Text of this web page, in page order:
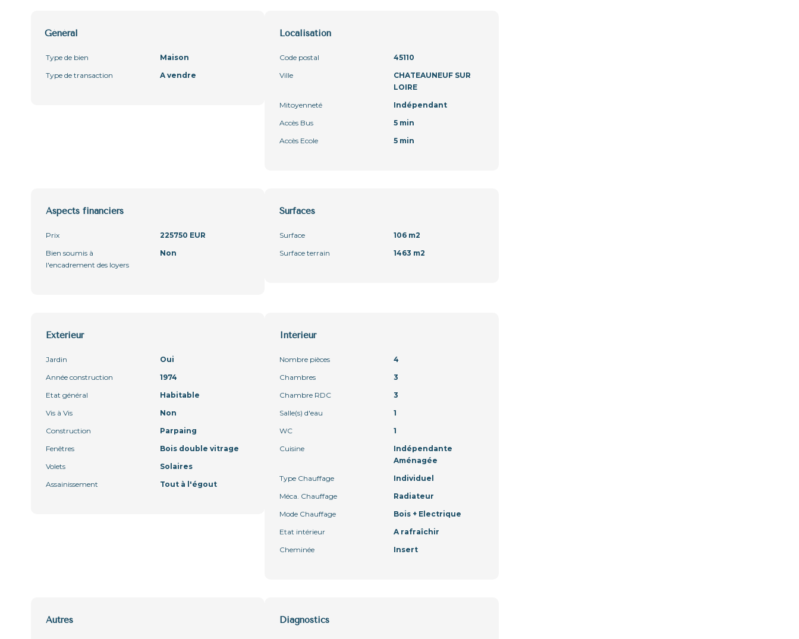
Général
Type de bien
Maison
Type de transaction
A vendre
Localisation
Code postal
45110
Ville
CHATEAUNEUF SUR
LOIRE
Mitoyenneté
Indépendant
Accès Bus
5 min
Accès Ecole
5 min
Aspects financiers
Prix
225750 EUR
Bien soumis à
l'encadrement des loyers
Non
Surfaces
Surface
106 m2
Surface terrain
1463 m2
Extérieur
Jardin
Oui
Année construction
1974
Etat général
Habitable
Vis à Vis
Non
Construction
Parpaing
Fenêtres
Bois double vitrage
Volets
Solaires
Assainissement
Tout à l'égout
Intérieur
Nombre pièces
4
Chambres
3
Chambre RDC
3
Salle(s) d'eau
1
WC
1
Cuisine
Indépendante
Aménagée
Type Chauffage
Individuel
Méca. Chauffage
Radiateur
Mode Chauffage
Bois + Electrique
Etat intérieur
A rafraîchir
Cheminée
Insert
Autres Diagnostics